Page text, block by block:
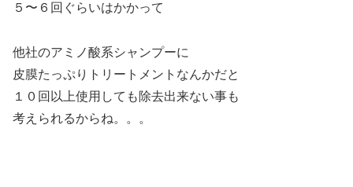
５〜６回ぐらいはかかって
他社のアミノ酸系シャンプーに
皮膜たっぷりトリートメントなんかだと
１０回以上使用しても除去出来ない事も
考えられるからね。。。